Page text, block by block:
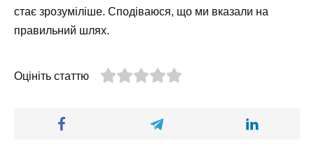
стає зрозуміліше. Сподіваюся, що ми вказали на
правильний шлях.
Оцініть статтю